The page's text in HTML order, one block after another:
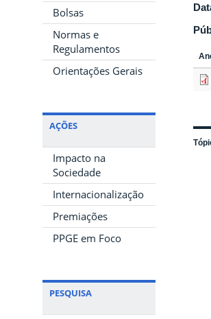
Bolsas
Normas e
Regulamentos
Orientações Gerais
AÇÕES
Impacto na
Sociedade
Internacionalização
Premiações
PPGE em Foco
PESQUISA